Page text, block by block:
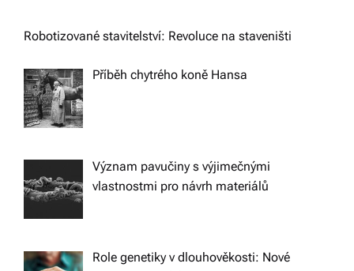
Robotizované stavitelství: Revoluce na staveništi
Příběh chytrého koně Hansa
Význam pavučiny s výjimečnými
vlastnostmi pro návrh materiálů
Role genetiky v dlouhověkosti: Nové